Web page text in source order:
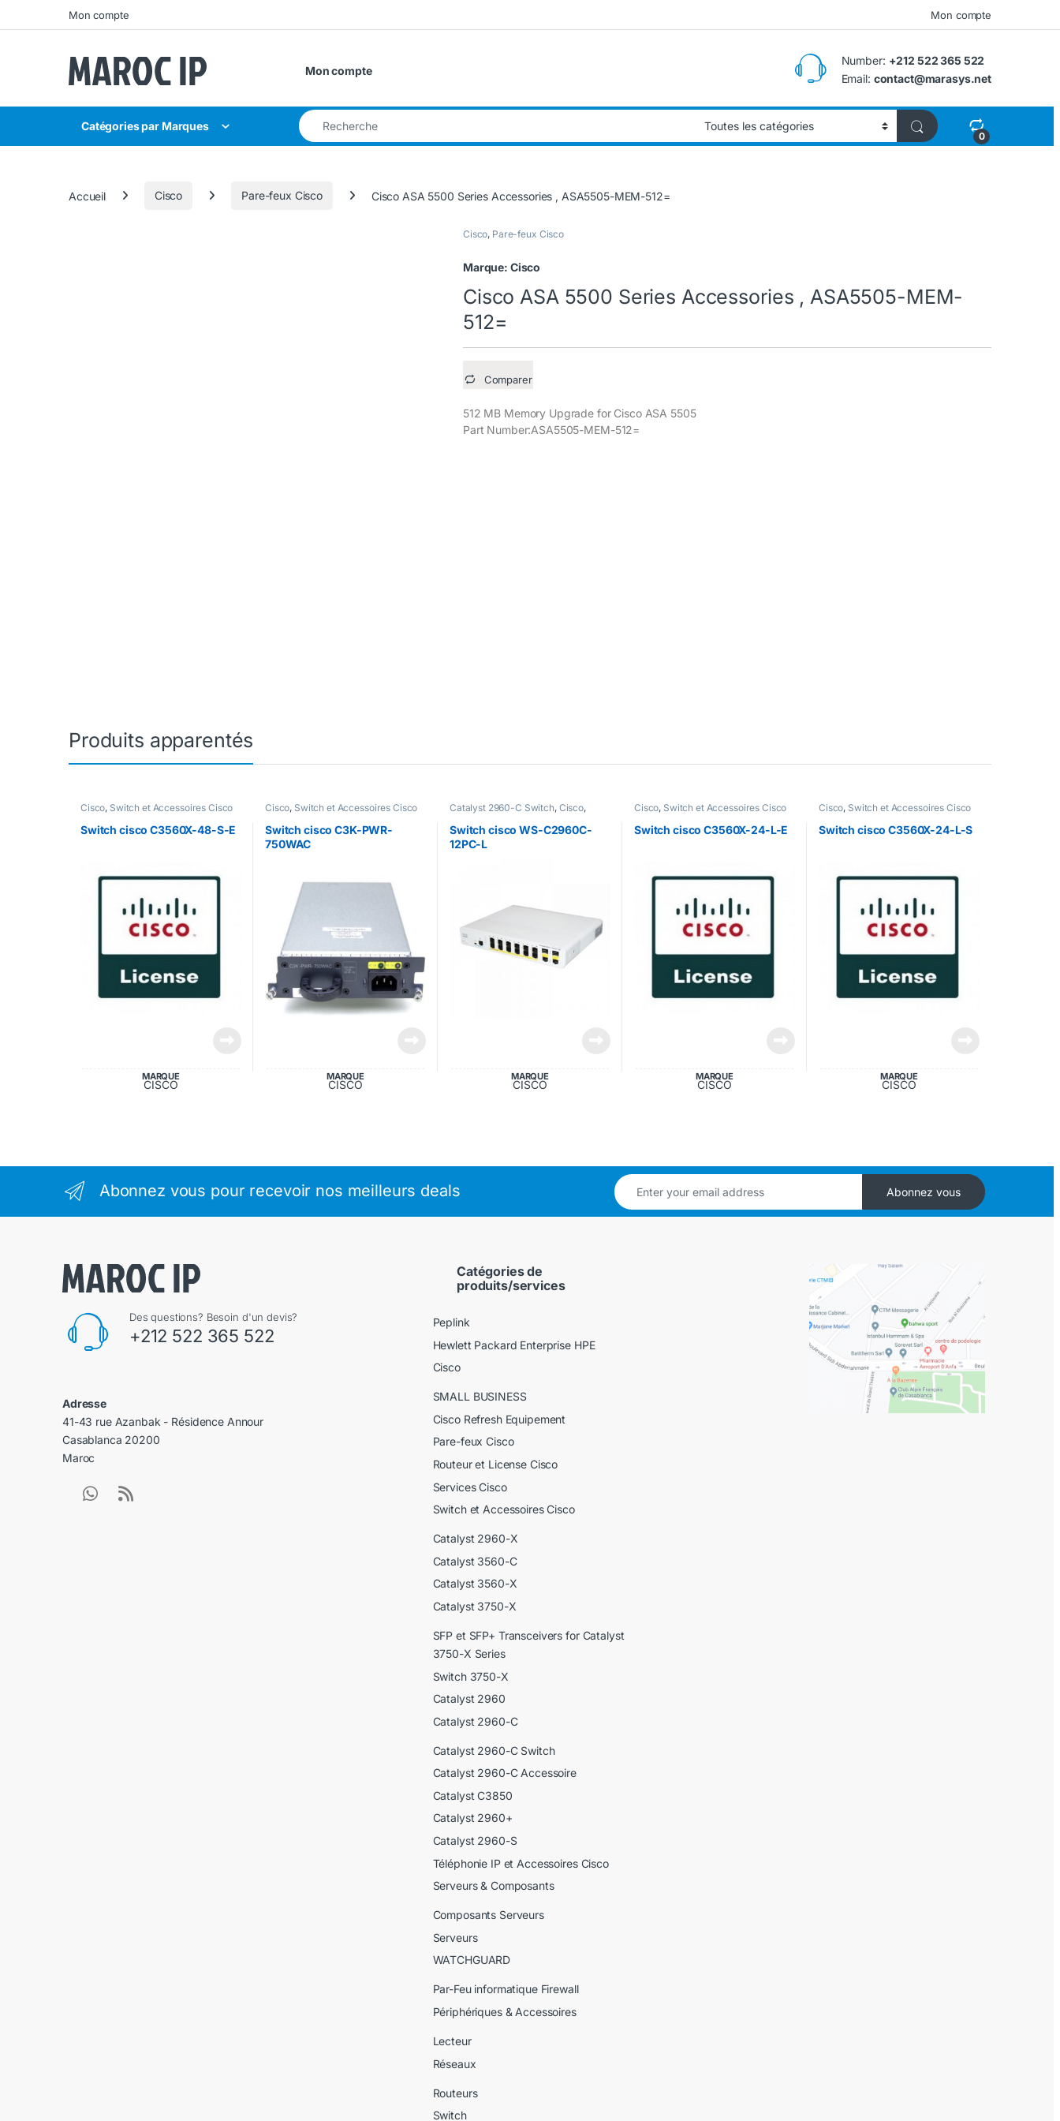
Skip to navigation
Skip to contentMon compte Mon compte
Mon compte
Number: +212 522 365 522
Email: contact@marasys.net
Catégories par Marques
Search for:
0
Accueil Cisco Pare-feux Cisco Cisco ASA 5500 Series Accessories , ASA5505-MEM-512=
Cisco, Pare-feux Cisco
Marque: Cisco
Cisco ASA 5500 Series Accessories , ASA5505-MEM-
512=
Comparer
512 MB Memory Upgrade for Cisco ASA 5505
Part Number:ASA5505-MEM-512=
Produits apparentés
Cisco, Switch et Accessoires Cisco
Switch cisco C3560X-48-S-E
MARQUE
CISCO
Cisco, Switch et Accessoires Cisco
Switch cisco C3K-PWR-
750WAC
MARQUE
CISCO
Catalyst 2960-C Switch, Cisco,
Switch et Accessoires Cisco
Switch cisco WS-C2960C-
12PC-L
MARQUE
CISCO
Cisco, Switch et Accessoires Cisco
Switch cisco C3560X-24-L-E
MARQUE
CISCO
Cisco, Switch et Accessoires Cisco
Switch cisco C3560X-24-L-S
MARQUE
CISCO
Abonnez vous pour recevoir nos meilleurs deals Abonnez vous
Des questions? Besoin d'un devis?
+212 522 365 522
Adresse
41-43 rue Azanbak - Résidence Annour
Casablanca 20200
Maroc
Catégories de
produits/services
Peplink
Hewlett Packard Enterprise HPE
Cisco
SMALL BUSINESS
Cisco Refresh Equipement
Pare-feux Cisco
Routeur et License Cisco
Services Cisco
Switch et Accessoires Cisco
Catalyst 2960-X
Catalyst 3560-C
Catalyst 3560-X
Catalyst 3750-X
SFP et SFP+ Transceivers for Catalyst
3750-X Series
Switch 3750-X
Catalyst 2960
Catalyst 2960-C
Catalyst 2960-C Switch
Catalyst 2960-C Accessoire
Catalyst C3850
Catalyst 2960+
Catalyst 2960-S
Téléphonie IP et Accessoires Cisco
Serveurs & Composants
Composants Serveurs
Serveurs
WATCHGUARD
Par-Feu informatique Firewall
Périphériques & Accessoires
Lecteur
Réseaux
Routeurs
Switch